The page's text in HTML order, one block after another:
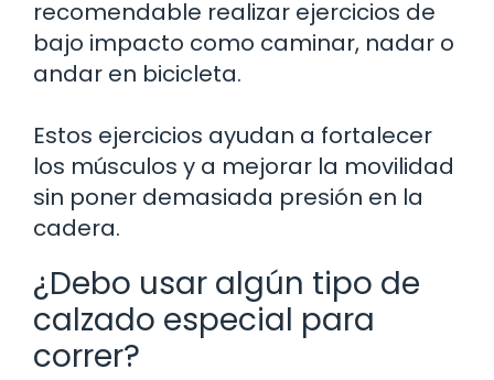
recomendable realizar ejercicios de
bajo impacto como caminar, nadar o
andar en bicicleta.
Estos ejercicios ayudan a fortalecer
los músculos y a mejorar la movilidad
sin poner demasiada presión en la
cadera.
¿Debo usar algún tipo de
calzado especial para
correr?